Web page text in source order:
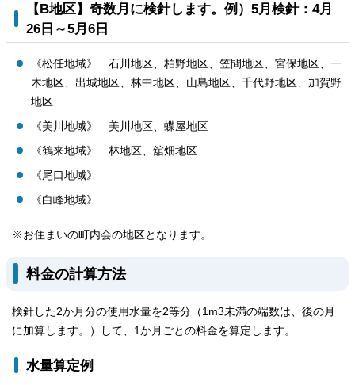
【B地区】奇数月に検針します。例）5月検針：4月
26日～5月6日
《松任地域》 石川地区、柏野地区、笠間地区、宮保地区、一
木地区、出城地区、林中地区、山島地区、千代野地区、加賀野
地区
《美川地域》 美川地区、蝶屋地区
《鶴来地域》 林地区、舘畑地区
《尾口地域》
《白峰地域》
※お住まいの町内会の地区となります。
料金の計算方法
検針した2か月分の使用水量を2等分（1m3未満の端数は、後の月
に加算します。）して、1か月ごとの料金を算定します。
水量算定例